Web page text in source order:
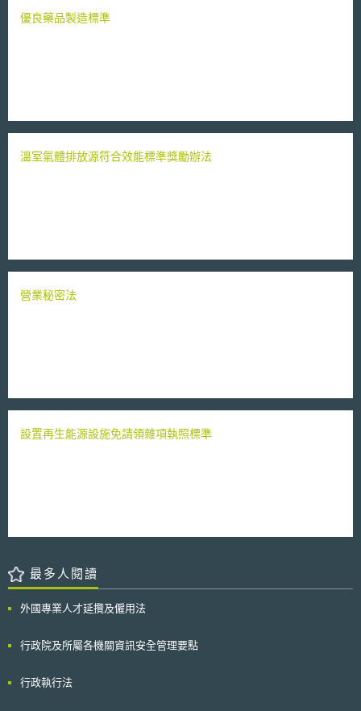
優良藥品製造標準
溫室氣體排放源符合效能標準獎勵辦法
營業秘密法
設置再生能源設施免請領雜項執照標準
最多人閱讀
外國專業人才延攬及僱用法
行政院及所屬各機關資訊安全管理要點
行政執行法